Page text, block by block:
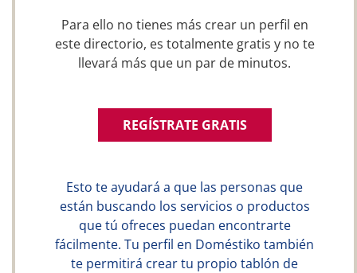
Para ello no tienes más crear un perfil en
este directorio, es totalmente gratis y no te
llevará más que un par de minutos.
REGÍSTRATE GRATIS
Esto te ayudará a que las personas que
están buscando los servicios o productos
que tú ofreces puedan encontrarte
fácilmente. Tu perfil en Doméstiko también
te permitirá crear tu propio tablón de